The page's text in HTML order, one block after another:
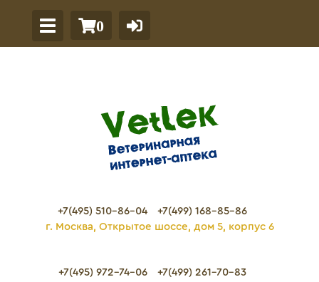
0
+7(495) 510-86-04
+7(499) 168-85-86
г. Москва, Открытое шоссе, дом 5, корпус 6
+7(495) 972-74-06
+7(499) 261-70-83